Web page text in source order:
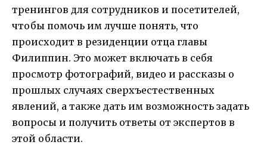
тренингов для сотрудников и посетителей,
чтобы помочь им лучше понять, что
происходит в резиденции отца главы
Филиппин. Это может включать в себя
просмотр фотографий, видео и рассказы о
прошлых случаях сверхъестественных
явлений, а также дать им возможность задать
вопросы и получить ответы от экспертов в
этой области.